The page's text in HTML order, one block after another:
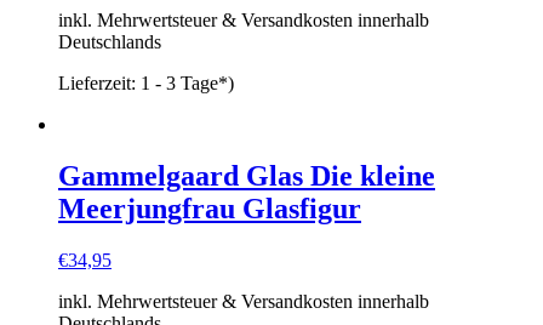
war:
€149,00
ist:
inkl. Mehrwertsteuer & Versandkosten innerhalb
Deutschlands
Lieferzeit: 1 - 3 Tage*)
Gammelgaard Glas Die kleine
Meerjungfrau Glasfigur
€34,95
inkl. Mehrwertsteuer & Versandkosten innerhalb